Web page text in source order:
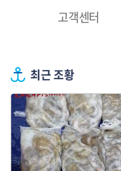
고객센터
최근 조황